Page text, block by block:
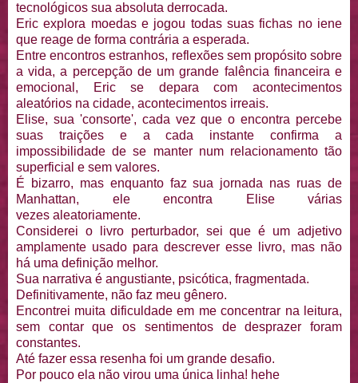
tecnológicos sua absoluta derrocada.
Eric explora moedas e jogou todas suas fichas no iene
que reage de forma contrária a esperada.
Entre encontros estranhos, reflexões sem propósito sobre
a vida, a percepção de um grande falência financeira e
emocional, Eric se depara com acontecimentos
aleatórios na cidade, acontecimentos irreais.
Elise, sua 'consorte', cada vez que o encontra percebe
suas traições e a cada instante confirma a
impossibilidade de se manter num relacionamento tão
superficial e sem valores.
É bizarro, mas enquanto faz sua jornada nas ruas de
Manhattan, ele encontra Elise várias
vezes aleatoriamente.
Considerei o livro perturbador, sei que é um adjetivo
amplamente usado para descrever esse livro, mas não
há uma definição melhor.
Sua narrativa é angustiante, psicótica, fragmentada.
Definitivamente, não faz meu gênero.
Encontrei muita dificuldade em me concentrar na leitura,
sem contar que os sentimentos de desprazer foram
constantes.
Até fazer essa resenha foi um grande desafio.
Por pouco ela não virou uma única linha! hehe